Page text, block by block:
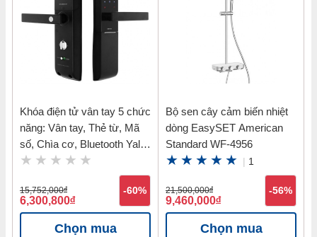
Khóa điện tử vân tay 5 chức
năng: Vân tay, Thẻ từ, Mã
số, Chìa cơ, Bluetooth Yale
YDM7116 MB
15,752,000đ
6,300,800đ
-60%
Chọn mua
Bộ sen cây cảm biến nhiệt
dòng EasySET American
Standard WF-4956
| 1
21,500,000đ
9,460,000đ
-56%
Chọn mua